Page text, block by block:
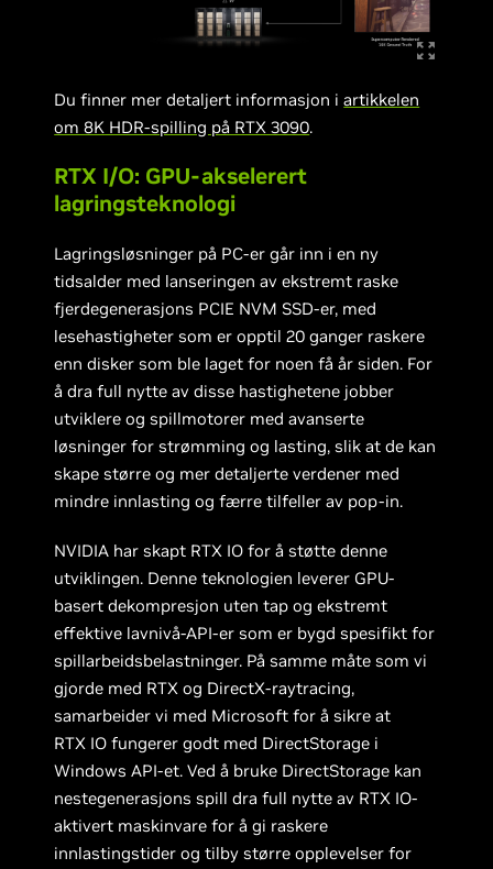
Du finner mer detaljert informasjon iartikkelen
om 8K HDR-spilling på RTX 3090.
RTX I/O: GPU-akselerert
lagringsteknologi
Lagringsløsninger på PC-er går inn i en ny
tidsalder med lanseringen av ekstremt raske
fjerdegenerasjons PCIE NVM SSD-er, med
lesehastigheter som er opptil 20 ganger raskere
enn disker som ble laget for noen få år siden. For
å dra full nytte av disse hastighetene jobber
utviklere og spillmotorer med avanserte
løsninger for strømming og lasting, slik at de kan
skape større og mer detaljerte verdener med
mindre innlasting og færre tilfeller av pop-in.
NVIDIA har skapt RTX IO for å støtte denne
utviklingen. Denne teknologien leverer GPU-
basert dekompresjon uten tap og ekstremt
effektive lavnivå-API-er som er bygd spesifikt for
spillarbeidsbelastninger. På samme måte som vi
gjorde med RTX og DirectX-raytracing,
samarbeider vi med Microsoft for å sikre at
RTX IO fungerer godt med DirectStorage i
Windows API-et. Ved å bruke DirectStorage kan
nestegenerasjons spill dra full nytte av RTX IO-
aktivert maskinvare for å gi raskere
innlastingstider og tilby større opplevelser for